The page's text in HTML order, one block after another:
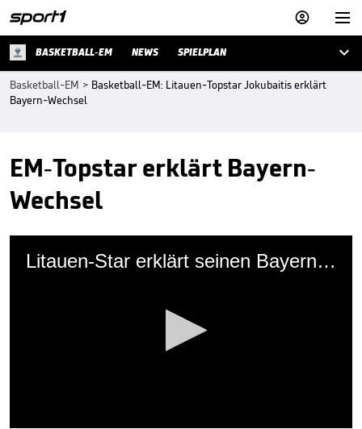


BASKETBALL-EM NEWS SPIELPLAN 
Basketball-EM > Basketball-EM: Litauen-Topstar Jokubaitis erklärt
Bayern-Wechsel
EM-Topstar erklärt Bayern-
Wechsel
Litauen-Star erklärt seinen Bayern-Wechsel